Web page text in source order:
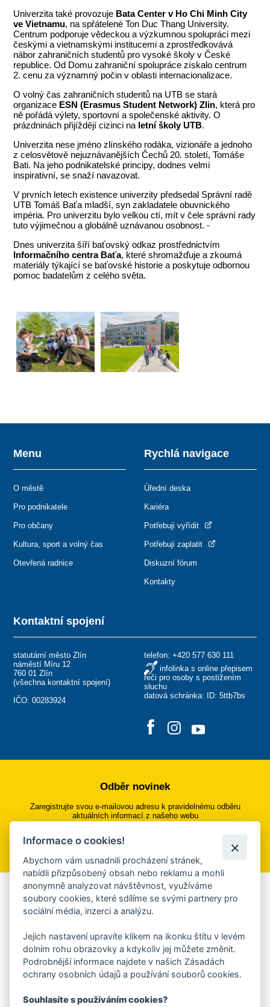
Univerzita také provozuje Bata Center v Ho Chi Minh City
ve Vietnamu, na spřátelené Ton Duc Thang University.
Centrum podporuje vědeckou a výzkumnou spolupráci mezi
českými a vietnamskými institucemi a zprostředkovává
nábor zahraničních studentů pro vysoké školy v České
republice. Od Domu zahraniční spolupráce získalo centrum
2. cenu za významný počin v oblasti internacionalizace.
O volný čas zahraničních studentů na UTB se stará
organizace ESN (Erasmus Student Network) Zlin, která pro
ně pořádá výlety, sportovní a společenské aktivity. O
prázdninách přijíždějí cizinci na letní školy UTB.
Univerzita nese jméno zlínského rodáka, vizionáře a jednoho
z celosvětově nejuznávanějších Čechů 20. století, Tomáše
Bati. Na jeho podnikatelské principy, dodnes velmi
inspirativní, se snaží navazovat.
V prvních letech existence univerzity předsedal Správní radě
UTB Tomáš Baťa mladší, syn zakladatele obuvnického
impéria. Pro univerzitu bylo velkou ctí, mít v čele správní rady
tuto výjimečnou a globálně uznávanou osobnost.
Dnes univerzita šíří baťovský odkaz prostřednictvím
Informačního centra Baťa, které shromažďuje a zkoumá
materiály týkající se baťovské historie a poskytuje odbornou
pomoc badatelům z celého světa.
Kontaktní spojení
statutární město Zlín
náměstí Míru 12
760 01 Zlín
(všechna kontaktní spojení)
IČO: 00283924
telefon: +420 577 630 111
infolinka s online přepisem
řeči pro osoby s postižením
sluchu
datová schránka: ID: 5ttb7bs
Menu
O městě
Pro podnikatele
Pro občany
Kultura, sport a volný čas
Otevřená radnice
Rychlá navigace
Úřední deska
Kariéra
Potřebuji vyřídit
Potřebuji zaplatit
Diskuzní fórum
Kontakty
Odběr novinek
Zaregistrujte svou e-mailovou adresu k pravidelnému odběru
aktuálních informací z našeho webu
Přihlásit se k odběru
Aplikace Mobilní rozhlas
Chcete dostávat do svého mobilu či mailu upozornění na
ankety, pozvánky na kulturní a sportovní akce?
Více informací o aplikaci
Informace o cookies!
Abychom vám usnadnili procházení stránek,
nabídli přizpůsobený obsah nebo reklamu a mohli
anonymně analyzovat návštěvnost, využíváme
soubory cookies, které sdílíme se svými partnery pro
sociální média, inzerci a analýzu.
Jejich nastavení upravíte klikem na ikonku štítu v levém
dolním rohu obrazovky a kdykoliv jej můžete změnit.
Podrobnější informace najdete v našich Zásadách
ochrany osobních údajů a používání souborů cookies.
Souhlasíte s používáním cookies?